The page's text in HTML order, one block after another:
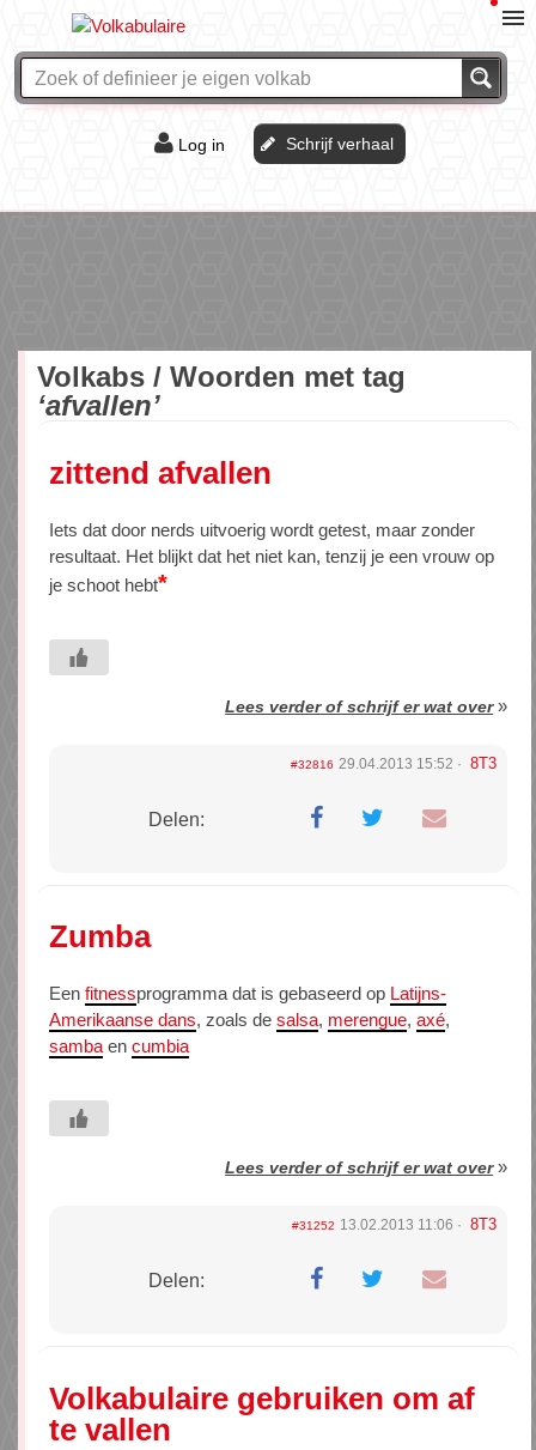
Log in Schrijf verhaal
Volkabs / Woorden met tag
‘afvallen’
zittend afvallen
Iets dat door nerds uitvoerig wordt getest, maar zonder
resultaat. Het blijkt dat het niet kan, tenzij je een vrouw op
je schoot hebt*
Lees verder of schrijf er wat over»
#32816 29.04.2013 15:52 8T3
Delen:
Zumba
Een fitnessprogramma dat is gebaseerd op Latijns-
Amerikaanse dans, zoals de salsa, merengue, axé,
samba en cumbia
Lees verder of schrijf er wat over»
#31252 13.02.2013 11:06 8T3
Delen:
Volkabulaire gebruiken om af
te vallen